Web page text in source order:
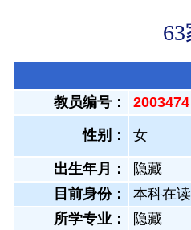
教员编号： 2003474
性别： 女
出生年月：
隐藏
目前身份： 本科在读
所学专业：
隐藏